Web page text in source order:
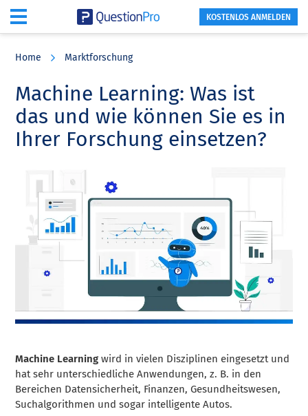
content
sidebar
KOSTENLOS ANMELDEN
Home Marktforschung
Machine Learning: Was ist
das und wie können Sie es in
Ihrer Forschung einsetzen?
Machine Learning wird in vielen Disziplinen eingesetzt und
hat sehr unterschiedliche Anwendungen, z. B. in den
Bereichen Datensicherheit, Finanzen, Gesundheitswesen,
Suchalgorithmen und sogar intelligente Autos.